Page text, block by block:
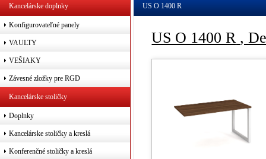
Kancelárske doplnky
Konfigurovateľné panely
VAULTY
VEŠIAKY
Závesné zložky pre RGD
Kancelárske stoličky
Doplnky
Kancelárske stoličky a kreslá
Konferenčné stoličky a kreslá
US O 1400 R
US O 1400 R ,